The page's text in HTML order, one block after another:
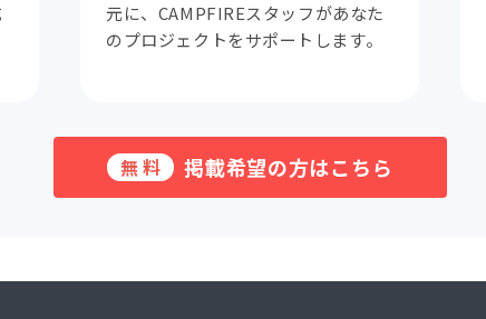
元に、CAMPFIREスタッフがあなた
のプロジェクトをサポートします。
無料 掲載希望の方はこちら